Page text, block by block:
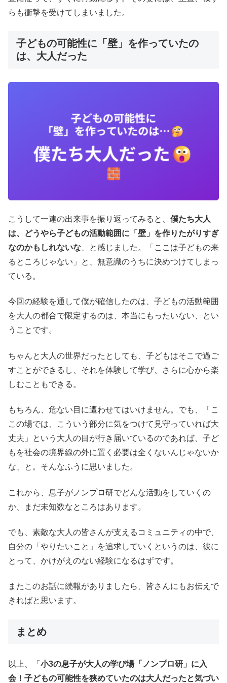
らも衝撃を受けてしまいました。
子どもの可能性に「壁」を作っていたの
は、大人だった
こうして一連の出来事を振り返ってみると、 僕たち大人
は、どうやら子どもの活動範囲に「壁」を作りたがりすぎ
なのかもしれないな 、と感じました。「ここは⼦どもの来
るところじゃない」と、無意識のうちに決めつけてしまっ
ている。
今回の経験を通して僕が確信したのは、⼦どもの活動範囲
を大人の都合で限定するのは、本当にもったいない、とい
うことです。
ちゃんと大人の世界だったとしても、子どもはそこで過ご
すことができるし、それを体験して学び、さらに心から楽
しむこともできる。
もちろん、危ない目に遭わせてはいけません。でも、「こ
この場では、こういう部分に気をつけて見守っていれば大
丈夫」という大人の目が行き届いているのであれば、子ど
もを社会の境界線の外に置く必要は全くないんじゃないか
な、と。そんなふうに思いました。
これから、息子がノンプロ研でどんな活動をしていくの
か、まだ未知数なところはあります。
でも、素敵な大人の皆さんが支えるコミュニティの中で、
自分の「やりたいこと」を追求していくというのは、彼に
とって、かけがえのない経験になるはずです。
またこのお話に続報がありましたら、皆さんにもお伝えで
きればと思います。
まとめ
以上、「 小3の息子が大人の学び場「ノンプロ研」に入
会！子どもの可能性を狭めていたのは大人だったと気づい